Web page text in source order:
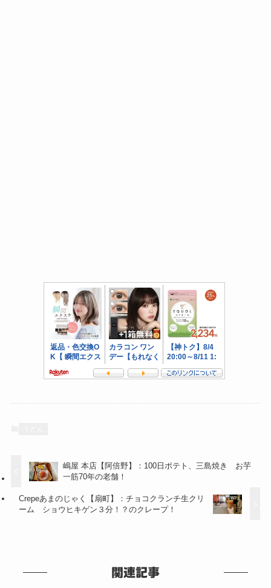
嶋屋 本店【阿倍野】：100日ポテト、三島焼き お芋
一筋70年の老舗！
Crepeあまのじゃく【扇町】：チョコクランチ生クリ
ーム ショウヒキゲン３分！？のクレープ！
関連記事